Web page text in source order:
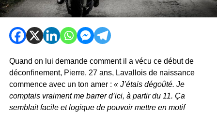
Quand on lui demande comment il a vécu ce début de
déconfinement, Pierre, 27 ans, Lavallois de naissance
commence avec un ton amer : « J’étais dégoûté. Je
comptais vraiment me barrer d’ici, à partir du 11. Ça
semblait facile et logique de pouvoir mettre en motif